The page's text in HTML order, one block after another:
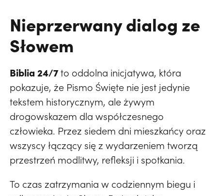
Nieprzerwany dialog ze
Słowem
Biblia 24/7to oddolna inicjatywa, która
pokazuje, że Pismo Święte nie jest jedynie
tekstem historycznym, ale żywym
drogowskazem dla współczesnego
człowieka. Przez siedem dni mieszkańcy oraz
wszyscy łączący się z wydarzeniem tworzą
przestrzeń modlitwy, refleksji i spotkania.
To czas zatrzymania w codziennym biegu i